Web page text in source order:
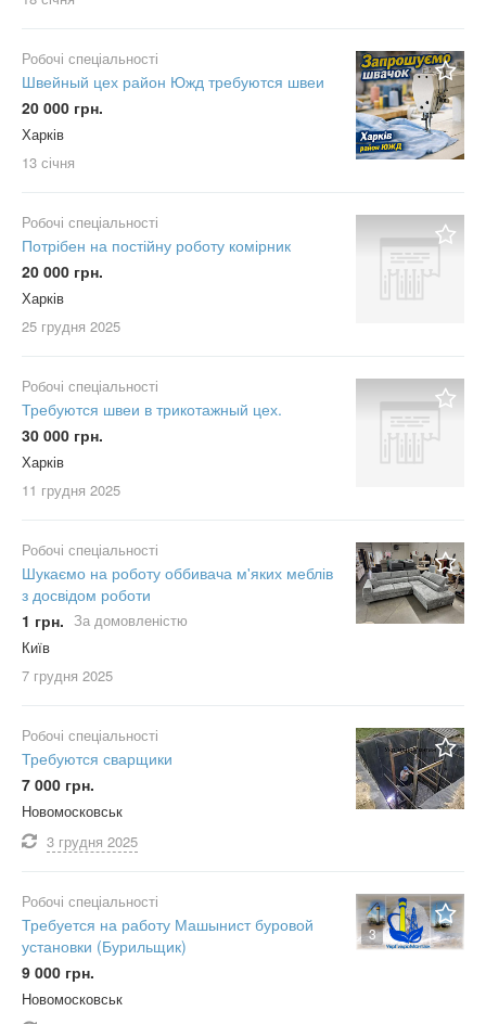
Робочі спеціальності
Швейный цех район Южд требуются швеи
20 000 грн.
Харків
13 січня
Робочі спеціальності
Потрібен на постійну роботу комірник
20 000 грн.
Харків
25 грудня 2025
Робочі спеціальності
Требуются швеи в трикотажный цех.
30 000 грн.
Харків
11 грудня 2025
Робочі спеціальності
Шукаємо на роботу оббивача м'яких меблів
з досвідом роботи
1 грн. За домовленістю
Київ
7 грудня 2025
Робочі спеціальності
Требуются сварщики
7 000 грн.
Новомосковськ
3 грудня 2025
3
Робочі спеціальності
Требуется на работу Машынист буровой
установки (Бурильщик)
9 000 грн.
Новомосковськ